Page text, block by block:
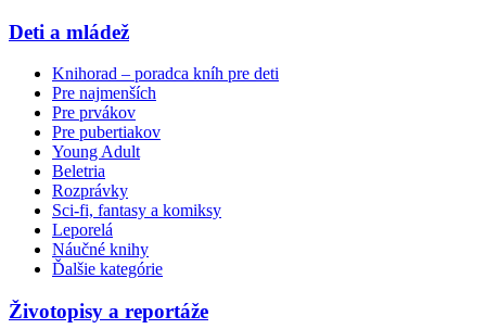
Deti a mládež
Knihorad – poradca kníh pre deti
Pre najmenších
Pre prvákov
Pre pubertiakov
Young Adult
Beletria
Rozprávky
Sci-fi, fantasy a komiksy
Leporelá
Náučné knihy
Ďalšie kategórie
Životopisy a reportáže